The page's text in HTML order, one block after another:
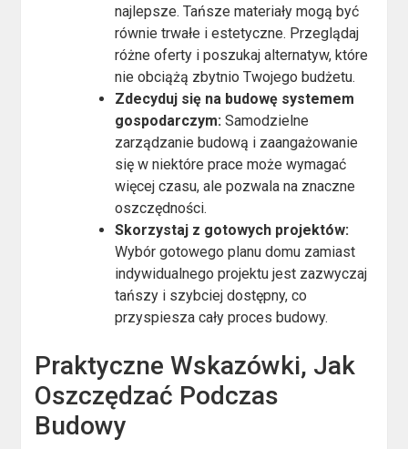
najlepsze. Tańsze materiały mogą być
równie trwałe i estetyczne. Przeglądaj
różne oferty i poszukaj alternatyw, które
nie obciążą zbytnio Twojego budżetu.
Zdecyduj się na budowę systemem
gospodarczym: Samodzielne
zarządzanie budową i zaangażowanie
się w niektóre prace może wymagać
więcej czasu, ale pozwala na znaczne
oszczędności.
Skorzystaj z gotowych projektów:
Wybór gotowego planu domu zamiast
indywidualnego projektu jest zazwyczaj
tańszy i szybciej dostępny, co
przyspiesza cały proces budowy.
Praktyczne Wskazówki, Jak
Oszczędzać Podczas
Budowy